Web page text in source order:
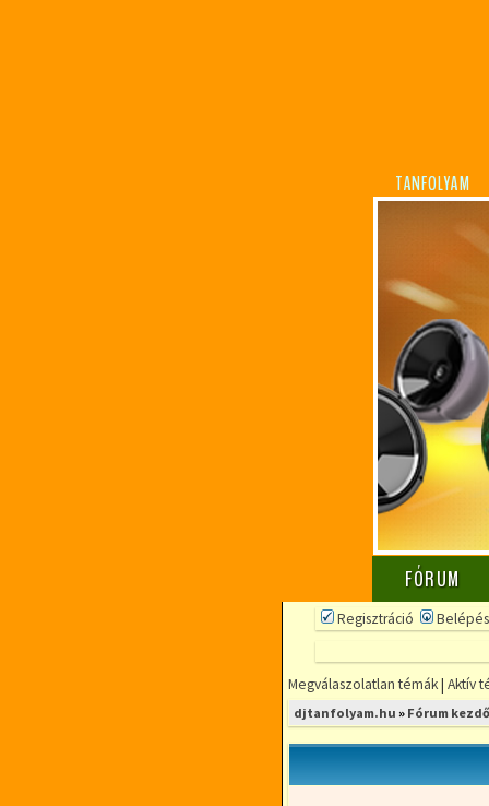
TANFOLYAM
FÓRUM
Regisztráció Belépés
Megválaszolatlan témák| Aktív
djtanfolyam.hu » Fórum